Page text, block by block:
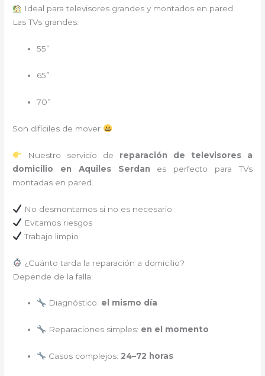
Ideal para televisores grandes y montados en pared
Las TVs grandes:
55”
65”
70”
Son difíciles de mover
Nuestro servicio de reparación de televisores a
domicilio en Aquiles Serdan es perfecto para TVs
montadas en pared.
No desmontamos si no es necesario
Evitamos riesgos
Trabajo limpio
¿Cuánto tarda la reparación a domicilio?
Depende de la falla:
Diagnóstico: el mismo día
Reparaciones simples: en el momento
Casos complejos: 24–72 horas